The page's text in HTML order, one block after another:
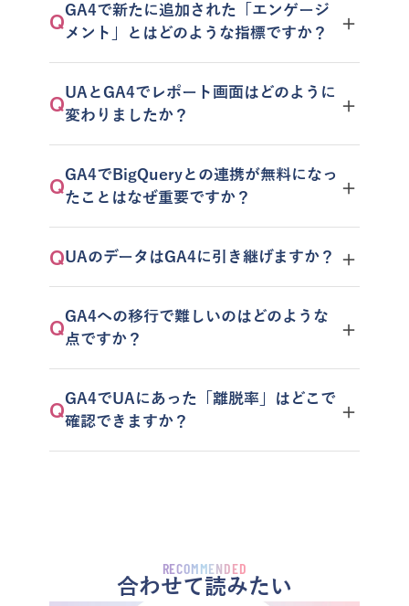
QGA4で新たに追加された「エンゲージ
メント」とはどのような指標ですか？
＋
QUAとGA4でレポート画面はどのように
変わりましたか？
＋
QGA4でBigQueryとの連携が無料になっ
たことはなぜ重要ですか？
＋
QUAのデータはGA4に引き継げますか？ ＋
QGA4への移行で難しいのはどのような
点ですか？
＋
QGA4でUAにあった「離脱率」はどこで
確認できますか？
＋
RECOMMENDED
合わせて読みたい